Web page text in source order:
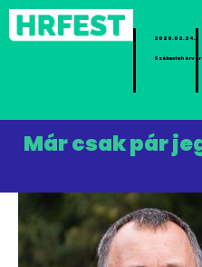
2026.02.24.
Székesfehérvár
Már csak pár